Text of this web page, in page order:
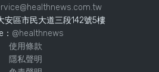
安區市民大道三段142號5樓
： @healthnews
使用條款
隱私聲明